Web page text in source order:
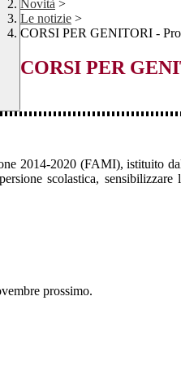
Novità >
Le notizie >
CORSI PER GENITORI -
CORSI PER
2014-2020 (FAMI), istituito
scolastica, sensibilizzare
prossimo.